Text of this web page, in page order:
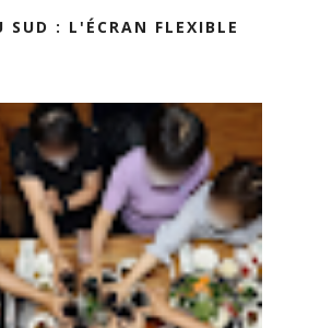
SUD : L'ÉCRAN FLEXIBLE